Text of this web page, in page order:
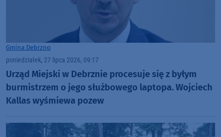
Gmina Debrzno
poniedziałek, 27 lipca 2026, 09:17
Urząd Miejski w Debrznie procesuje się z byłym
burmistrzem o jego służbowego laptopa. Wojciech
Kallas wyśmiewa pozew